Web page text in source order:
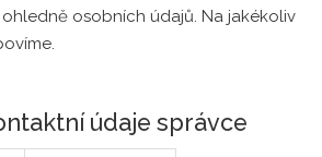
osobních údajů. Na jakékoliv
údaje správce